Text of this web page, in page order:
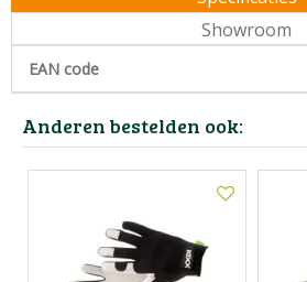
Showroom
EAN code
Anderen bestelden ook: